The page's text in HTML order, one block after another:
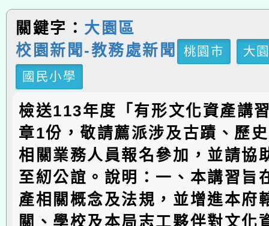
關鍵字： 大園區
校園新聞-教務處新聞
桃園市
大
國民小學
檢送113年度「有形文化資產講
章1份，敬請薦派涉及古蹟、歷
相關業務人員報名參加，並請協
至紉公誼。說明：一、本講習旨
產相關概念及法規，並增進本府
關、學校及本局志工夥伴對文化